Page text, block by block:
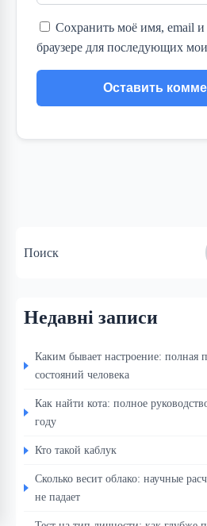
Сохранить моё имя, email и
браузере для последующих
Поиск
Недавні записи
Каким бывает настроение: полная
состояний человека
Как найти кота: полное
году
Кто такой каблук
Сколько весит облако: научные
не падает